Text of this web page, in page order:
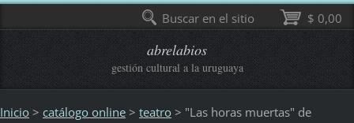
abrelabios
gestión cultural a la uruguaya
Inicio > catálogo online > teatro > "Las horas muertas" de
$ 0,00
Buscar en el sitio